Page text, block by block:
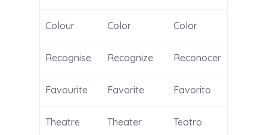
Colour Color Color
Recognise Recognize Reconocer
Favourite Favorite Favorito
Theatre Theater Teatro